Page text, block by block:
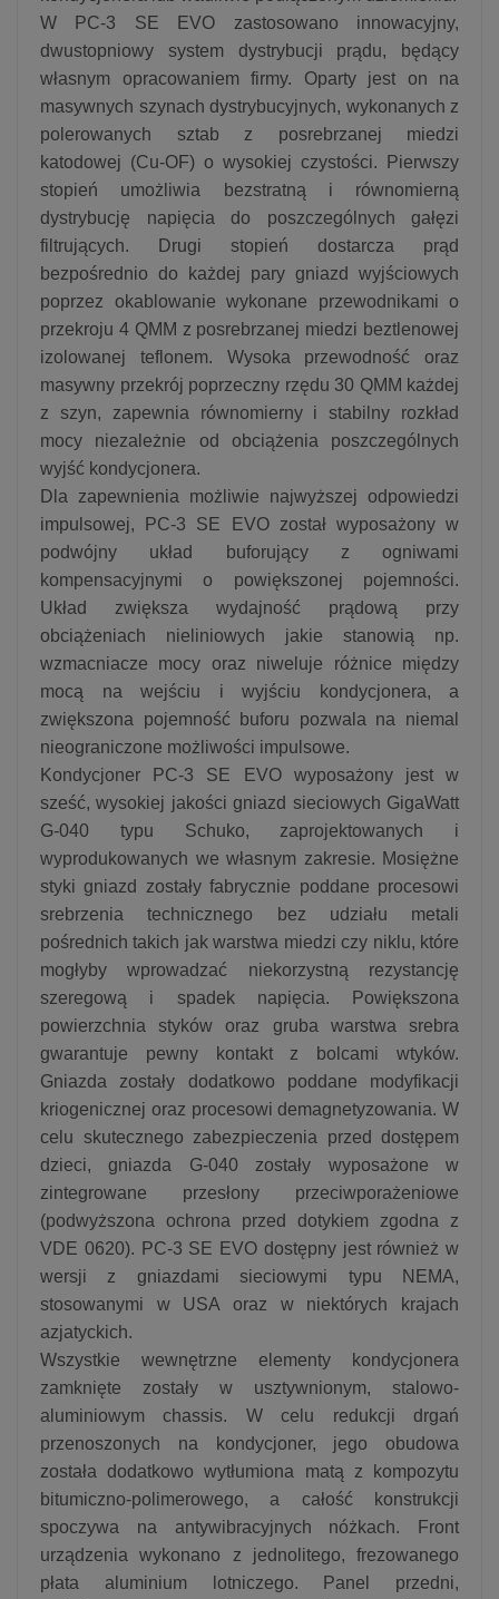
W PC-3 SE EVO zastosowano innowacyjny,
dwustopniowy system dystrybucji prądu, będący
własnym opracowaniem firmy. Oparty jest on na
masywnych szynach dystrybucyjnych, wykonanych z
polerowanych sztab z posrebrzanej miedzi
katodowej (Cu-OF) o wysokiej czystości. Pierwszy
stopień umożliwia bezstratną i równomierną
dystrybucję napięcia do poszczególnych gałęzi
filtrujących. Drugi stopień dostarcza prąd
bezpośrednio do każdej pary gniazd wyjściowych
poprzez okablowanie wykonane przewodnikami o
przekroju 4 QMM z posrebrzanej miedzi beztlenowej
izolowanej teflonem. Wysoka przewodność oraz
masywny przekrój poprzeczny rzędu 30 QMM każdej
z szyn, zapewnia równomierny i stabilny rozkład
mocy niezależnie od obciążenia poszczególnych
wyjść kondycjonera.
Dla zapewnienia możliwie najwyższej odpowiedzi
impulsowej, PC-3 SE EVO został wyposażony w
podwójny układ buforujący z ogniwami
kompensacyjnymi o powiększonej pojemności.
Układ zwiększa wydajność prądową przy
obciążeniach nieliniowych jakie stanowią np.
wzmacniacze mocy oraz niweluje różnice między
mocą na wejściu i wyjściu kondycjonera, a
zwiększona pojemność buforu pozwala na niemal
nieograniczone możliwości impulsowe.
Kondycjoner PC-3 SE EVO wyposażony jest w
sześć, wysokiej jakości gniazd sieciowych GigaWatt
G-040 typu Schuko, zaprojektowanych i
wyprodukowanych we własnym zakresie. Mosiężne
styki gniazd zostały fabrycznie poddane procesowi
srebrzenia technicznego bez udziału metali
pośrednich takich jak warstwa miedzi czy niklu, które
mogłyby wprowadzać niekorzystną rezystancję
szeregową i spadek napięcia. Powiększona
powierzchnia styków oraz gruba warstwa srebra
gwarantuje pewny kontakt z bolcami wtyków.
Gniazda zostały dodatkowo poddane modyfikacji
kriogenicznej oraz procesowi demagnetyzowania. W
celu skutecznego zabezpieczenia przed dostępem
dzieci, gniazda G-040 zostały wyposażone w
zintegrowane przesłony przeciwporażeniowe
(podwyższona ochrona przed dotykiem zgodna z
VDE 0620). PC-3 SE EVO dostępny jest również w
wersji z gniazdami sieciowymi typu NEMA,
stosowanymi w USA oraz w niektórych krajach
azjatyckich.
Wszystkie wewnętrzne elementy kondycjonera
zamknięte zostały w usztywnionym, stalowo-
aluminiowym chassis. W celu redukcji drgań
przenoszonych na kondycjoner, jego obudowa
została dodatkowo wytłumiona matą z kompozytu
bitumiczno-polimerowego, a całość konstrukcji
spoczywa na antywibracyjnych nóżkach. Front
urządzenia wykonano z jednolitego, frezowanego
płata aluminium lotniczego. Panel przedni,